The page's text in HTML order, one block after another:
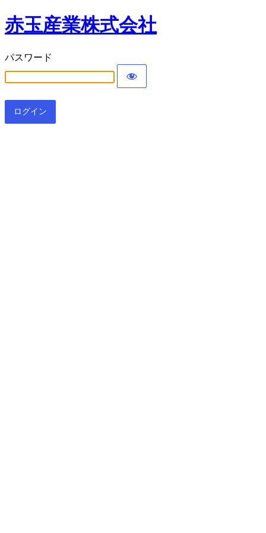
赤玉産業株式会社
パスワード